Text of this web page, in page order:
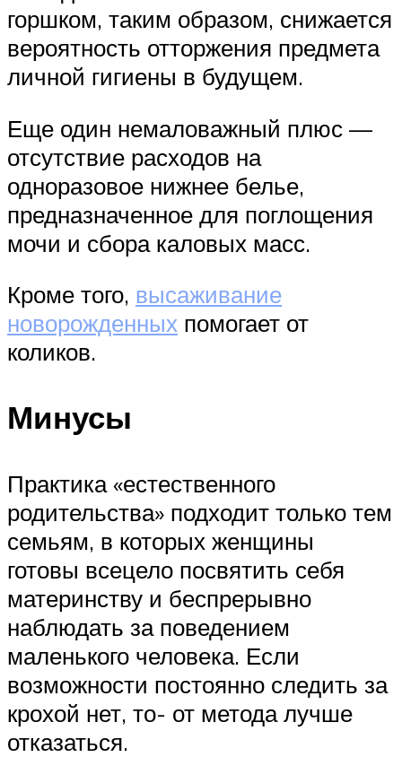
горшком, таким образом, снижается
вероятность отторжения предмета
личной гигиены в будущем.
Еще один немаловажный плюс —
отсутствие расходов на
одноразовое нижнее белье,
предназначенное для поглощения
мочи и сбора каловых масс.
Кроме того, высаживание
новорожденных помогает от
коликов.
Минусы
Практика «естественного
родительства» подходит только тем
семьям, в которых женщины
готовы всецело посвятить себя
материнству и беспрерывно
наблюдать за поведением
маленького человека. Если
возможности постоянно следить за
крохой нет, то- от метода лучше
отказаться.